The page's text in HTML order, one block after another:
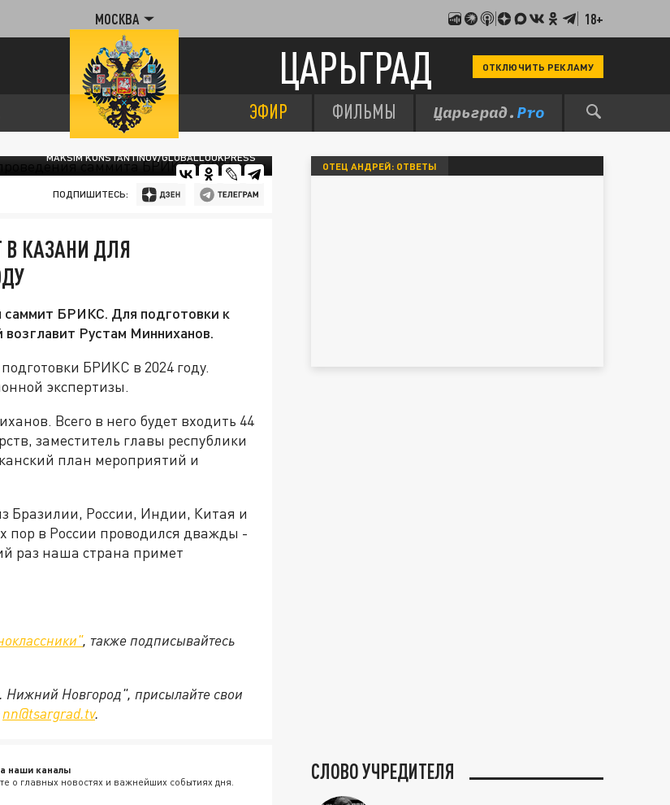
МОСКВА 18+
ЦАРЬГРАД ОТКЛЮЧИТЬ РЕКЛАМУ
ЭФИР ФИЛЬМЫ
MAKSIM KONSTANTINOV/GLOBALLOOKPRESS
ПОДПИШИТЕСЬ:
В КАЗАНИ ДЛЯ
саммит БРИКС. Для подготовки к
Рустам Минниханов.
БРИКС в 2024 году.
экспертизы.
Всего в него будет входить 44
заместитель главы республики
план мероприятий и
Бразилии, России, Индии, Китая и
пор в России проводился дважды -
раз наша страна примет
, также подписывайтесь
Нижний Новгород", присылайте свои
nn@tsargrad.tv.
наши каналы
о главных новостях и важнейших событиях дня.
ОТЕЦ АНДРЕЙ: ОТВЕТЫ
СЛОВО УЧРЕДИТЕЛЯ